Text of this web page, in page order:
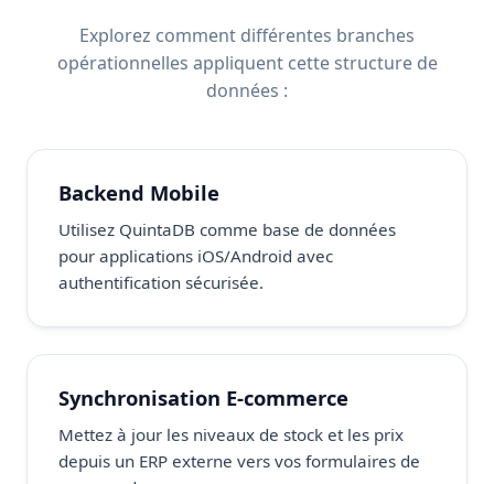
Explorez comment différentes branches
opérationnelles appliquent cette structure de
données :
Backend Mobile
Utilisez QuintaDB comme base de données
pour applications iOS/Android avec
authentification sécurisée.
Synchronisation E-commerce
Mettez à jour les niveaux de stock et les prix
depuis un ERP externe vers vos formulaires de